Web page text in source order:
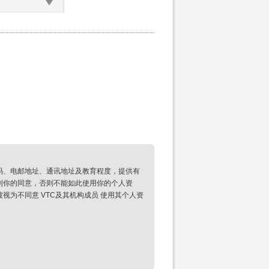
电邮地址、通讯地址及教育程度，提供有
的同意，否则不能如此使用你的个人资
为不同意 VTC及其机构成员 使用其个人资